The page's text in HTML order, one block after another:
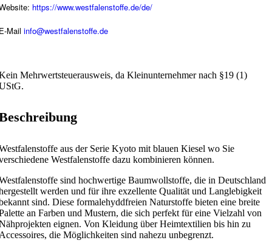
https://www.westfalenstoffe.de/de/
Mail info@westfalenstoffe.de
Mehrwertsteuerausweis, da Kleinunternehmer nach §19 (1)
aus der Serie Kyoto mit blauen Kiesel wo Sie
Westfalenstoffe dazu kombinieren können.
sind hochwertige Baumwollstoffe, die in Deutschland
werden und für ihre exzellente Qualität und Langlebigkeit
sind. Diese formalehyddfreien Naturstoffe bieten eine breite
an Farben und Mustern, die sich perfekt für eine Vielzahl von
eignen. Von Kleidung über Heimtextilien bis hin zu
die Möglichkeiten sind nahezu unbegrenzt.